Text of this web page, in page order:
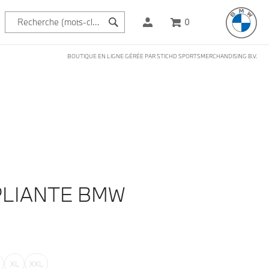
0
BOUTIQUE EN LIGNE GÉRÉE PAR STICHD SPORTSMERCHANDISING B.V.
BMW
XL XXL